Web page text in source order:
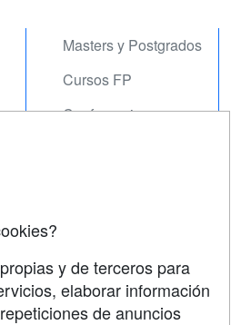
Masters y Postgrados
Cursos FP
Conferencias
y de terceros para
elaborar información
de anuncios